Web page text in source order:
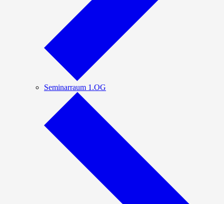
Seminarraum 1.OG